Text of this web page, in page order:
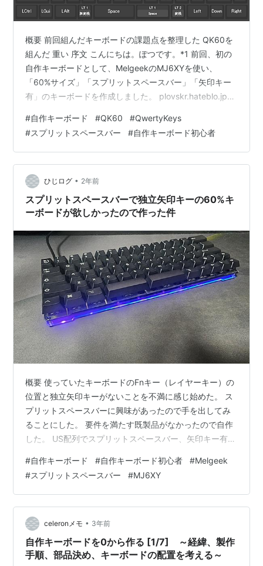
概要 前回組んだキーボードの課題点を整理した QK60を
組んだ 重い 序文 こんにちは。ぽつです。*1 前回、初の
自作キーボードとして、MelgeekのMJ6XYを使い、
「60%サイズ」「スプリットスペースバー」「矢印キー
有」のキーボードを作成しました。 plovskr.hateblo.jp
をするのが一般的だと思っていたので名付けをしました
が、アレはPCBを設計した場合になすべき行為ですね。
前回つけた名前はキーボード全体ではなくサンドイッチ
プレートについている名前ということにしておきましょ
う。*2 さて、実際に組み上がったキーボードを使って…
#自作キーボード #QK60 #QwertyKeys
#スプリットスペースバー #自作キーボード初心者
ひじログ • 2年前
スプリットスペースバーで独立矢印キーの60%キ
ーボードが欲しかったので作った件
概要 使っていたキーボードのFnキー（レイヤーキー）の
位置と独立矢印キーがないことを不満に感じ始めた。 ス
プリットスペースバーに興味があったので手を出してみ
ることにした。 要件を満たす既製品がなかったので自作
した。 US配列でスプリットスペースバー、矢印キー有の
します*1。初めてキーボードを自作したので、その備忘
として本記事を執筆しました。 Corsair K70 PRO MINI
WIRELESSというキーボードを1.5年ほど使用していま
す。60%サイズ*2で、USB-C/2.4GHz/BTに対応してお
り、筐体の高級感もある良いキーボー…
#自作キーボード #自作キーボード初心者 #Melgeek
#スプリットスペースバー #MJ6XY
celeronメモ • 3年前
自作キーボードを0から作る [1/7] ～経緯、製作
手順、部品決め、キーボードの配置を考える～